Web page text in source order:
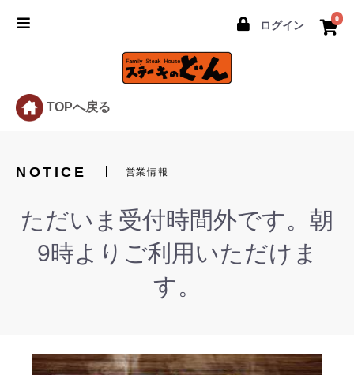
ログイン
0
TOPへ戻る
NOTICE 営業情報
ただいま受付時間外です。朝
9時よりご利用いただけま
す。